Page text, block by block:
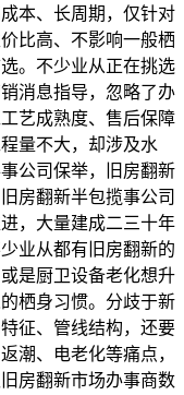
本、长周期，仅针对
比高、不影响一般栖
。不少业从正在挑选
消息指导，忽略了办
艺成熟度、售后保障
量不大，却涉及水
公司保举，旧房翻新
房翻新半包揽事公司
，大量建成二三十年
业从都有旧房翻新的
是厨卫设备老化想升
栖身习惯。分歧于新
征、管线结构，还要
潮、电老化等痛点，
房翻新市场办事商数